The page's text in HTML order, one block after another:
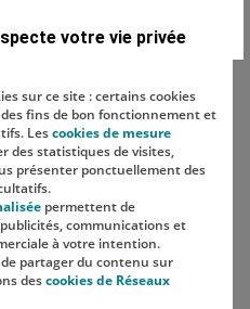
votre vie privée
sur ce site : certains cookies
fins de bon fonctionnement et
Lescookies de mesure
des statistiques de visites,
présenter ponctuellement des
permettent de
communications et
à votre intention.
partager du contenu sur
descookies de Réseaux